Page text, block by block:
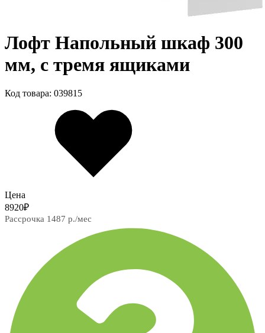
Лофт Напольный шкаф 300
мм, с тремя ящиками
Код товара: 039815
Цена
8920₽
Рассрочка 1487 р./мес